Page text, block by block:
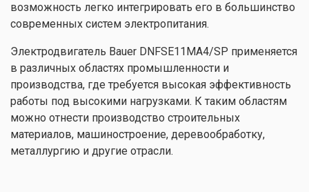
возможность легко интегрировать его в большинство
современных систем электропитания.
Электродвигатель Bauer DNFSE11MA4/SP применяется
в различных областях промышленности и
производства, где требуется высокая эффективность
работы под высокими нагрузками. К таким областям
можно отнести производство строительных
материалов, машиностроение, деревообработку,
металлургию и другие отрасли.